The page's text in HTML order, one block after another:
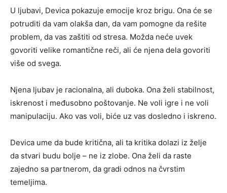
U ljubavi, Devica pokazuje emocije kroz brigu. Ona će se
potruditi da vam olakša dan, da vam pomogne da rešite
problem, da vas zaštiti od stresa. Možda neće uvek
govoriti velike romantične reči, ali će njena dela govoriti
više od svega.
Njena ljubav je racionalna, ali duboka. Ona želi stabilnost,
iskrenost i međusobno poštovanje. Ne voli igre i ne voli
manipulaciju. Ako vas voli, biće uz vas dosledno i iskreno.
Devica ume da bude kritična, ali ta kritika dolazi iz želje
da stvari budu bolje – ne iz zlobe. Ona želi da raste
zajedno sa partnerom, da gradi odnos na čvrstim
temeljima.